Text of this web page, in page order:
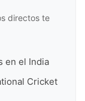
directos te
en el India
Cricket